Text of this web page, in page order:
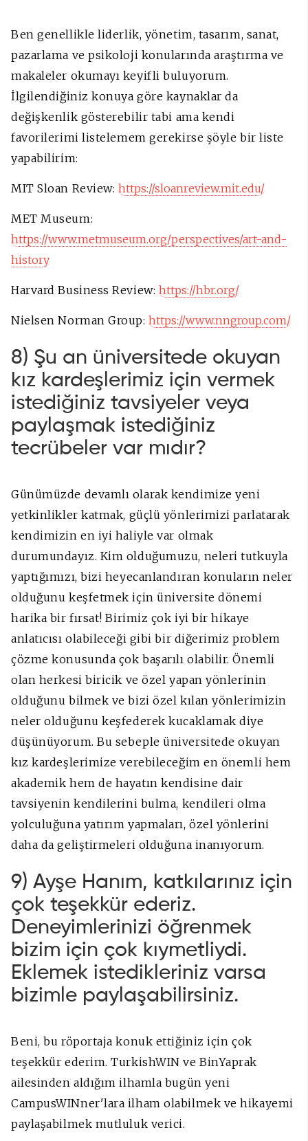
Ben genellikle liderlik, yönetim, tasarım, sanat,
pazarlama ve psikoloji konularında araştırma ve
makaleler okumayı keyifli buluyorum.
İlgilendiğiniz konuya göre kaynaklar da
değişkenlik gösterebilir tabi ama kendi
favorilerimi listelemem gerekirse şöyle bir liste
yapabilirim:
MIT Sloan Review: https://sloanreview.mit.edu/
MET Museum:
https://www.metmuseum.org/perspectives/art-and-
history
Harvard Business Review: https://hbr.org/
Nielsen Norman Group:https://www.nngroup.com/
8) Şu an üniversitede okuyan
kız kardeşlerimiz için vermek
istediğiniz tavsiyeler veya
paylaşmak istediğiniz
tecrübeler var mıdır?
Günümüzde devamlı olarak kendimize yeni
yetkinlikler katmak, güçlü yönlerimizi parlatarak
kendimizin en iyi haliyle var olmak
durumundayız. Kim olduğumuzu, neleri tutkuyla
yaptığımızı, bizi heyecanlandıran konuların neler
olduğunu keşfetmek için üniversite dönemi
harika bir fırsat! Birimiz çok iyi bir hikaye
anlatıcısı olabileceği gibi bir diğerimiz problem
çözme konusunda çok başarılı olabilir. Önemli
olan herkesi biricik ve özel yapan yönlerinin
olduğunu bilmek ve bizi özel kılan yönlerimizin
neler olduğunu keşfederek kucaklamak diye
düşünüyorum. Bu sebeple üniversitede okuyan
kız kardeşlerimize verebileceğim en önemli hem
akademik hem de hayatın kendisine dair
tavsiyenin kendilerini bulma, kendileri olma
yolculuğuna yatırım yapmaları, özel yönlerini
daha da geliştirmeleri olduğuna inanıyorum.
9) Ayşe Hanım, katkılarınız için
çok teşekkür ederiz.
Deneyimlerinizi öğrenmek
bizim için çok kıymetliydi.
Eklemek istedikleriniz varsa
bizimle paylaşabilirsiniz.
Beni, bu röportaja konuk ettiğiniz için çok
teşekkür ederim. TurkishWIN ve BinYaprak
ailesinden aldığım ilhamla bugün yeni
CampusWINner'lara ilham olabilmek ve hikayemi
paylaşabilmek mutluluk verici.